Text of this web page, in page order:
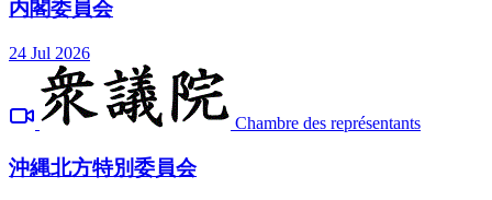
内閣委員会
24 Jul 2026
Chambre des représentants
沖縄北方特別委員会